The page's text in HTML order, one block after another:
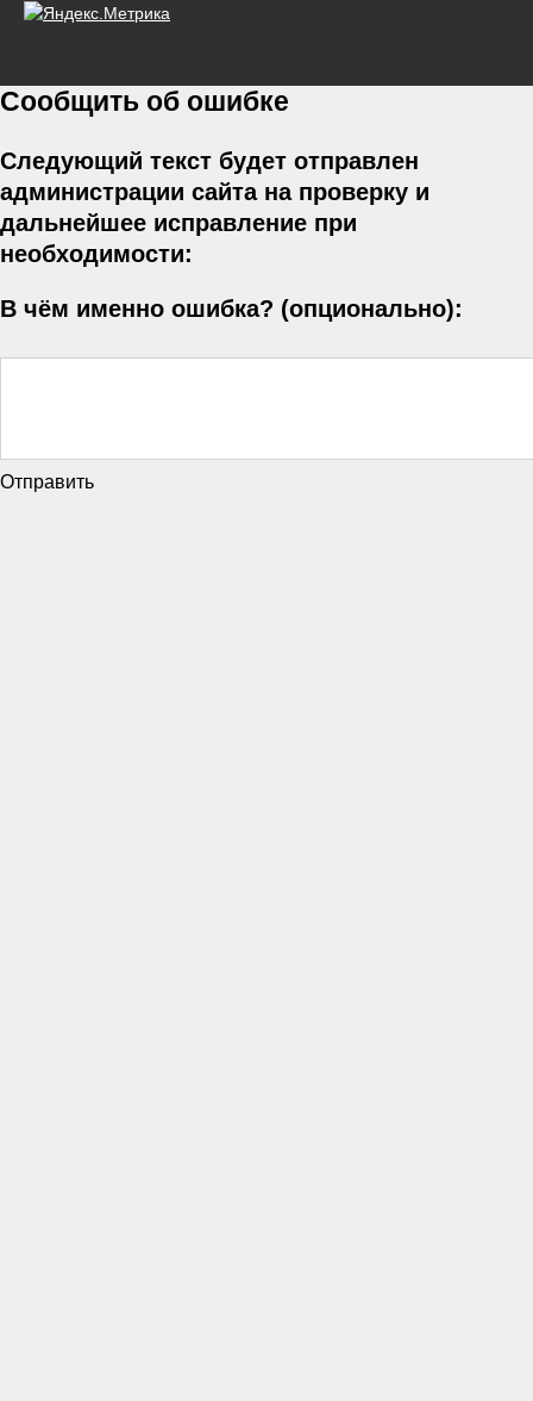
Сообщить об ошибке
Следующий текст будет отправлен
администрации сайта на проверку и
дальнейшее исправление при
необходимости:
В чём именно ошибка? (опционально):
Отправить